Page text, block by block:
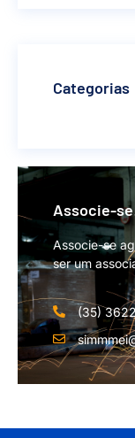
Categorias
Associe-
Associe-se
ser um
(35)